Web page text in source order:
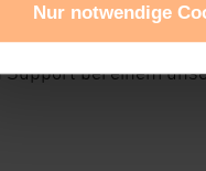
können die
Ihre
Nur notwendige
Support bei einem